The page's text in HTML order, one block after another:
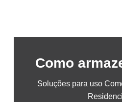
Como
Soluções para uso